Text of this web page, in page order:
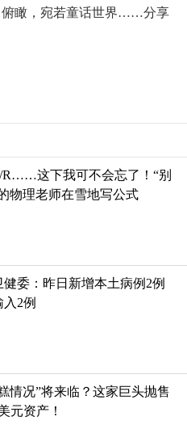
俯瞰，宛若童话世界……分享
R……这下我可不会忘了！“别
物理老师在雪地写公式
健委：昨日新增本土病例2例
2例
情况”将来临？这家巨头抛售
元资产！